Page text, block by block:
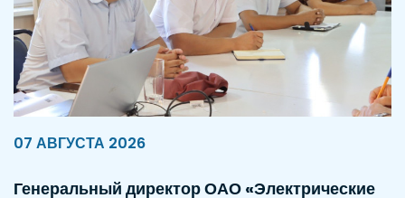
07 АВГУСТА 2026
Генеральный директор ОАО «Электрические